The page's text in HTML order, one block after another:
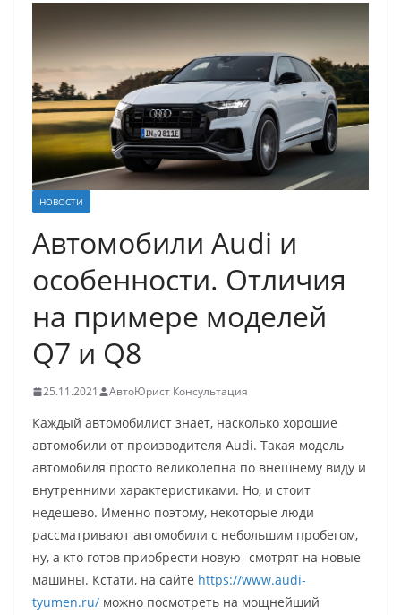
НОВОСТИ
Автомобили Audi и
особенности. Отличия
на примере моделей
Q7 и Q8
25.11.2021 АвтоЮрист Консультация
Каждый автомобилист знает, насколько хорошие
автомобили от производителя Audi. Такая модель
автомобиля просто великолепна по внешнему виду и
внутренними характеристиками. Но, и стоит
недешево. Именно поэтому, некоторые люди
рассматривают автомобили с небольшим пробегом,
ну, а кто готов приобрести новую- смотрят на новые
машины. Кстати, на сайте https://www.audi-
tyumen.ru/ можно посмотреть на мощнейший